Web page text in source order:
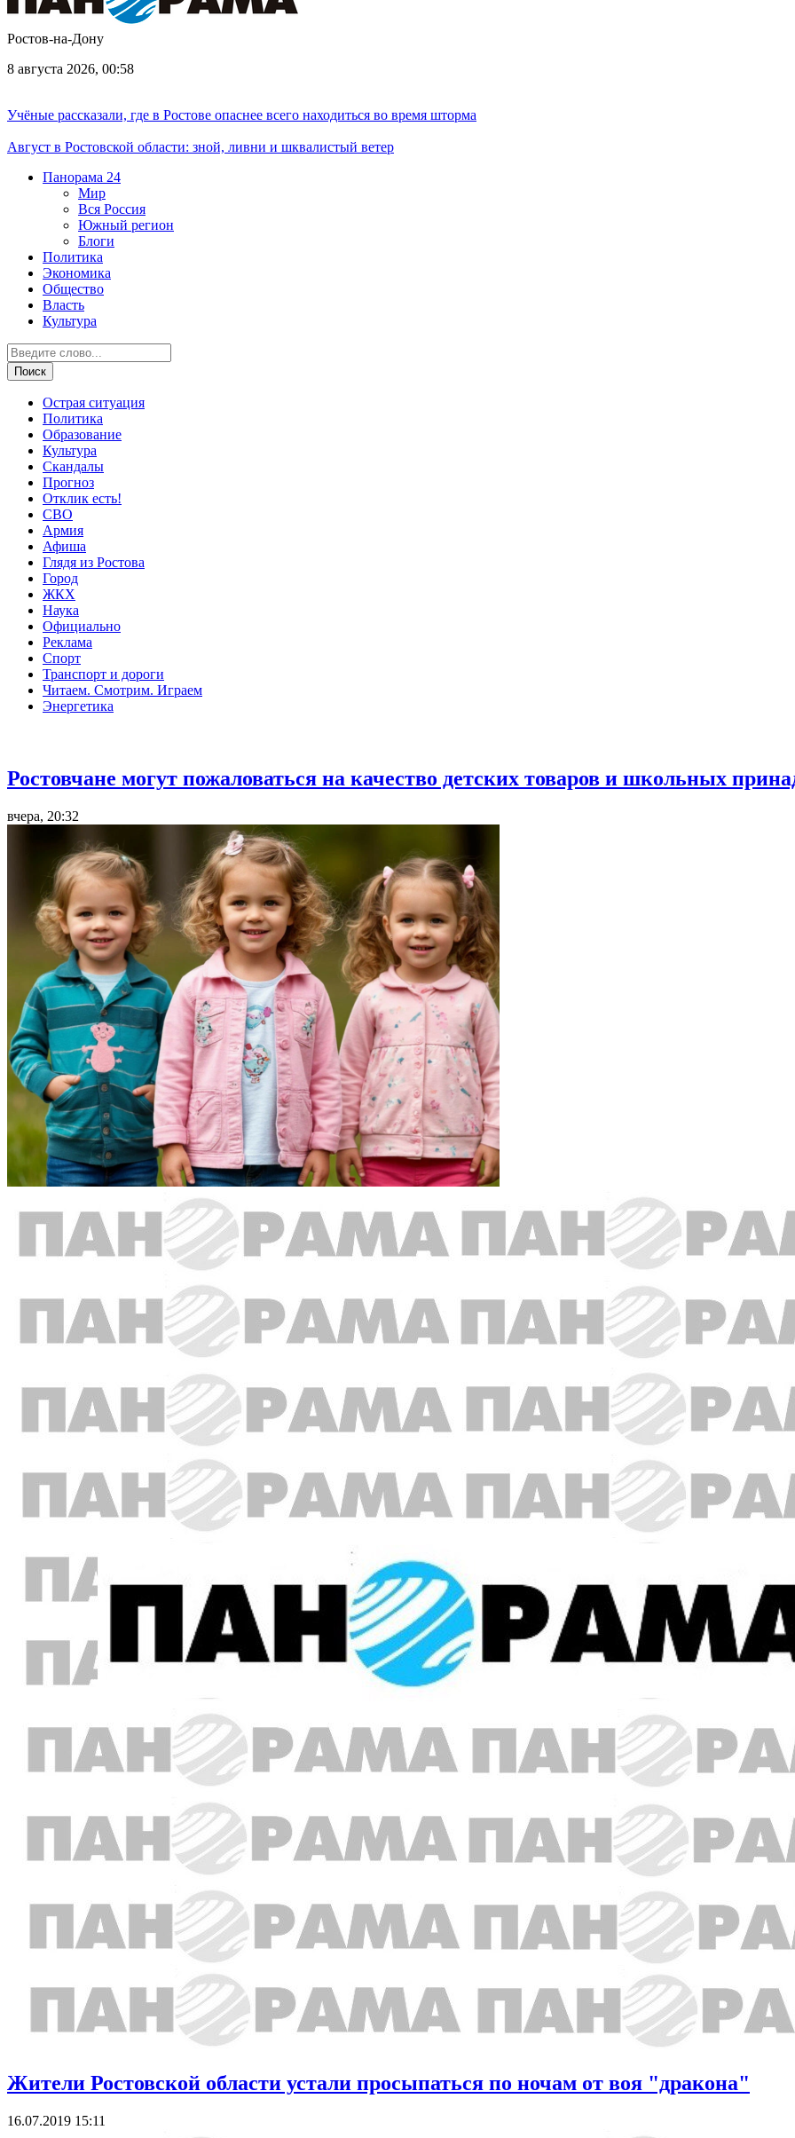
Ростов-на-Дону
8 августа 2026, 00:58
Учёные рассказали, где в Ростове опаснее всего находиться во время шторма
Август в Ростовской области: зной, ливни и шквалистый ветер
Панорама 24
Мир
Вся Россия
Южный регион
Блоги
Политика
Экономика
Общество
Власть
Культура
Острая ситуация
Политика
Образование
Культура
Скандалы
Прогноз
Отклик есть!
СВО
Армия
Афиша
Глядя из Ростова
Город
ЖКХ
Наука
Официально
Реклама
Спорт
Транспорт и дороги
Читаем. Смотрим. Играем
Энергетика
Ростовчане могут пожаловаться на качество детских товаров и школьных
вчера, 20:32
Жители Ростовской области устали просыпаться по ночам от воя "дракона"
16.07.2019 15:11